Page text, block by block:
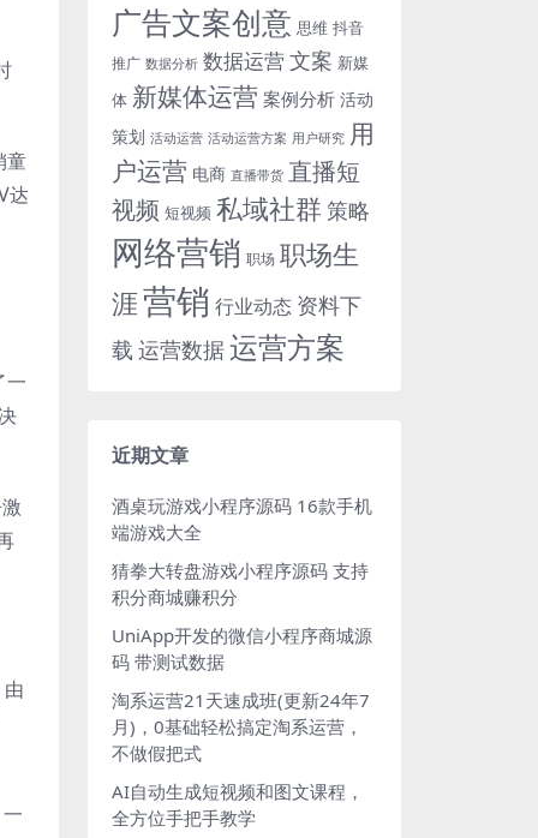
童
达
一
广告文案创意 思维 抖音
推广 数据分析 数据运营文案 新媒
体 新媒体运营 案例分析 活动
策划 活动运营 活动运营方案 用户研究 用
户运营 电商 直播带货 直播短
视频 短视频 私域社群 策略
网络营销 职场 职场生
涯营销 行业动态 资料下
载 运营数据运营方案
近期文章
酒桌玩游戏小程序源码 16款手机
端游戏大全
猜拳大转盘游戏小程序源码 支持
积分商城赚积分
UniApp开发的微信小程序商城源
码 带测试数据
淘系运营21天速成班(更新24年7
月)，0基础轻松搞定淘系运营，
不做假把式
AI自动生成短视频和图文课程，
全方位手把手教学